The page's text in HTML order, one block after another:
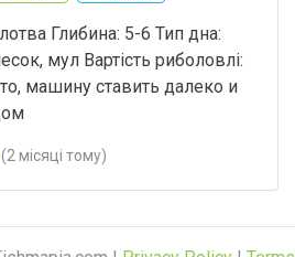
Глибина: 5-6 Тип дна:
мул Вартість риболовлі:
машину ставить далеко и
(2 місяці тому)